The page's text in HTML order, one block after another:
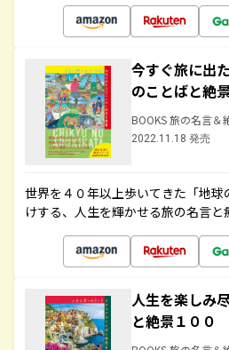
今すぐ旅に出
のことばと絶
BOOKS 旅の名言＆
2022.11.18 発売
世界を４０年以上歩いてきた「地
けする、人生を輝かせる旅の名言と
人生を楽しみ
と絶景１００